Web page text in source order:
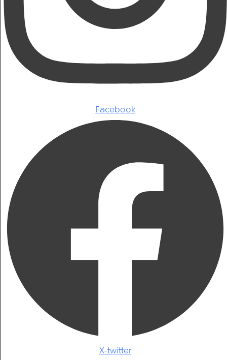
Facebook
X-twitter